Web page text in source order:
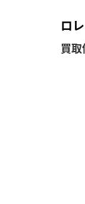
ロ
買